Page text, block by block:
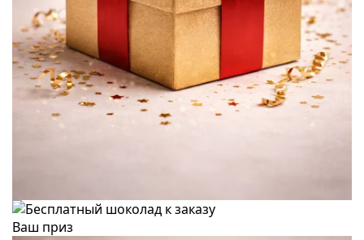
Ваш приз